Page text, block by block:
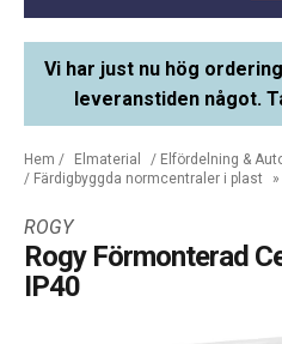
Vi har just nu hög
leveranstiden något.
Hem / Elmaterial / Elfördelning &
/ Färdigbyggda normcentraler i plast
ROGY
Rogy Förmonterad
IP40